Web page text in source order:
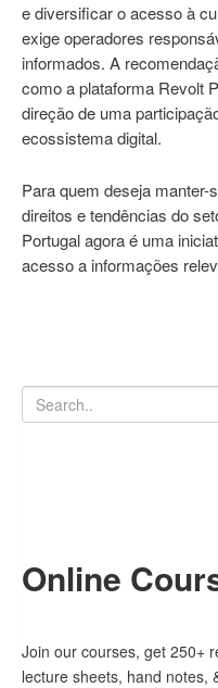
e diversificar o acesso à
exige operadores
informados. A
como a plataforma Revolt
direção de uma
ecossistema digital.
Para quem deseja
direitos e tendências do
Portugal agora é uma
acesso a informações
Online
Join our courses, get 250+
lecture sheets, hand notes,